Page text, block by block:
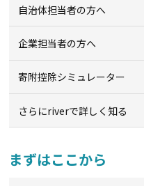
自治体担当者の方へ
企業担当者の方へ
寄附控除シミュレーター
さらにriverで詳しく知る
まずはここから